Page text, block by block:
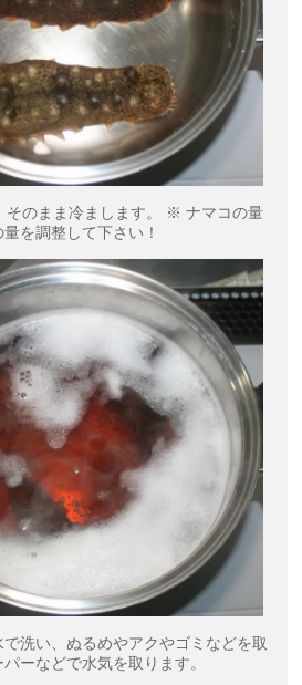
そのまま冷まします。 ※ ナマコの量
を調整して下さい！
洗い、ぬるめやアクやゴミなどを取
ーなどで水気を取ります。